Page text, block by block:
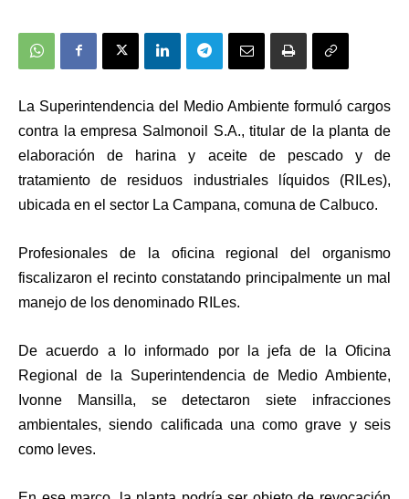
La Superintendencia del Medio Ambiente formuló cargos
contra la empresa Salmonoil S.A., titular de la planta de
elaboración de harina y aceite de pescado y de
tratamiento de residuos industriales líquidos (RILes),
ubicada en el sector La Campana, comuna de Calbuco.
Profesionales de la oficina regional del organismo
fiscalizaron el recinto constatando principalmente un mal
manejo de los denominado RILes.
De acuerdo a lo informado por la jefa de la Oficina
Regional de la Superintendencia de Medio Ambiente,
Ivonne Mansilla, se detectaron siete infracciones
ambientales, siendo calificada una como grave y seis
como leves.